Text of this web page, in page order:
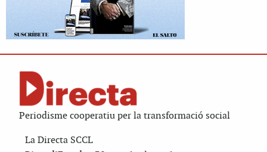
Periodisme cooperatiu per la transformació social
La Directa SCCL